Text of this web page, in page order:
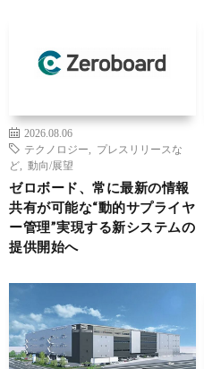
2026.08.06
テクノロジー
プレスリリースな
ど
動向/展望
ゼロボード、常に最新の情報
共有が可能な“動的サプライヤ
ー管理”実現する新システムの
提供開始へ